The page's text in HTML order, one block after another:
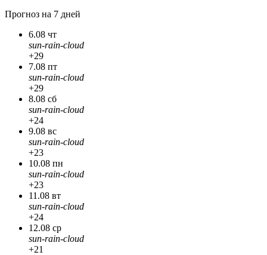
Прогноз на 7 дней
6.08 чт
sun-rain-cloud
+29
7.08 пт
sun-rain-cloud
+29
8.08 сб
sun-rain-cloud
+24
9.08 вс
sun-rain-cloud
+23
10.08 пн
sun-rain-cloud
+23
11.08 вт
sun-rain-cloud
+24
12.08 ср
sun-rain-cloud
+21